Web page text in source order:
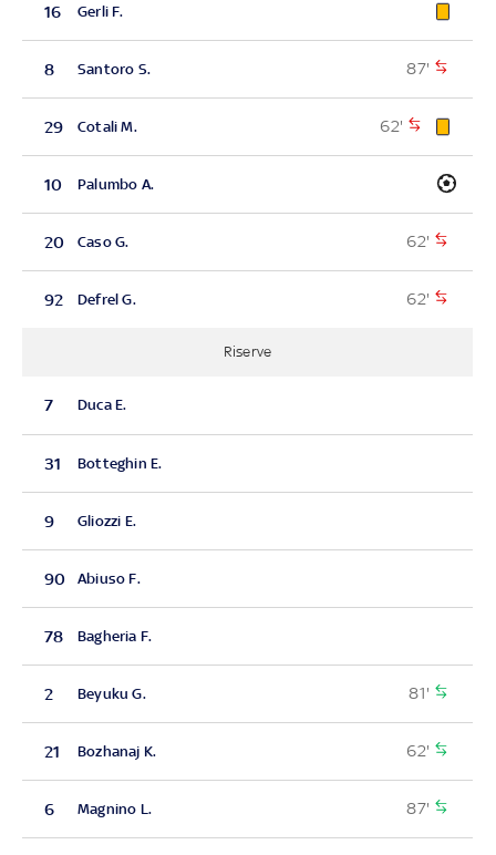
16 Gerli F.
8 Santoro S. 87'
29 Cotali M. 62'
10 Palumbo A.
20 Caso G. 62'
92 Defrel G. 62'
Riserve
7 Duca E.
31 Botteghin E.
9 Gliozzi E.
90 Abiuso F.
78 Bagheria F.
2 Beyuku G. 81'
21 Bozhanaj K. 62'
6 Magnino L. 87'